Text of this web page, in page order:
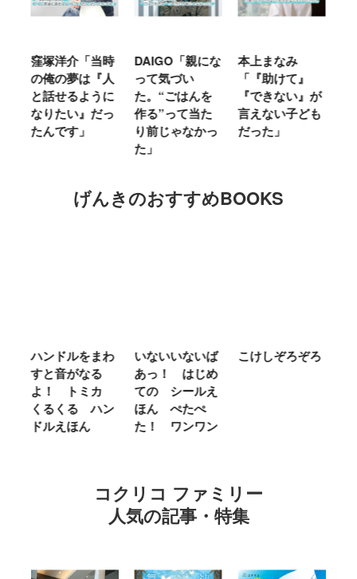
窪塚洋介「当時
の俺の夢は『人
と話せるように
なりたい』だっ
たんです」
DAIGO「親にな
って気づい
た。“ごはんを
作る”って当た
り前じゃなかっ
た」
本上まなみ
「『助けて』
『できない』が
言えない子ども
だった」
げんきのおすすめBOOKS
ハンドルをまわ
すと音がなる
よ！ トミカ
くるくる ハン
ドルえほん
いないいないば
あっ！ はじめ
ての シールえ
ほん ぺたぺ
た！ ワンワン
こけしぞろぞろ
コクリコ ファミリー
人気の記事・特集